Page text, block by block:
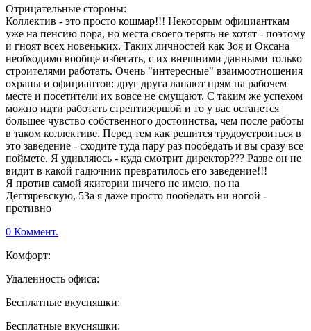
Отрицательные стороны:
Коллектив - это просто кошмар!!! Некоторым официанткам
уже на пенсию пора, но места своего терять не хотят - поэтому
и гноят всех новеньких. Таких личностей как Зоя и Оксана
необходимо вообще избегать, с их внешними данными только
строителями работать. Очень "интересные" взаимоотношения
охраны и официантов: друг друга лапают прям на рабочем
месте и посетители их вовсе не смущают. С таким же успехом
можно идти работать стрептизершой и то у вас останется
большее чувство собственного достоинства, чем после работы
в таком коллективе. Перед тем как решится трудоустроиться в
это заведение - сходите туда пару раз пообедать и вы сразу все
поймете. Я удивляюсь - куда смотрит директор??? Разве он не
видит в какой гадючник превратилось его заведение!!!
Я против самой якитории ничего не имею, но на
Дегтяревскую, 53а я даже просто пообедать ни ногой -
противно
0 Коммент.
Комфорт:
Удаленность офиса:
Бесплатные вкусняшки:
Бесплатные вкусняшки: